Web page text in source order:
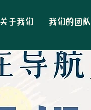
关于我们 我们的团队